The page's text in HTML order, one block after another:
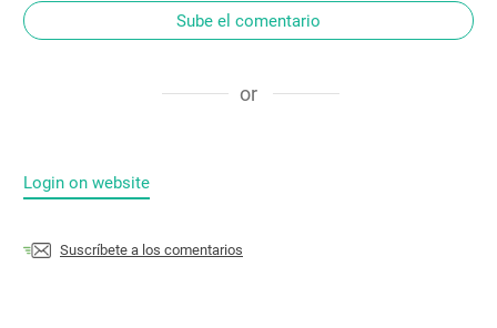
Sube el comentario
or
Login on website
Suscríbete a los comentarios